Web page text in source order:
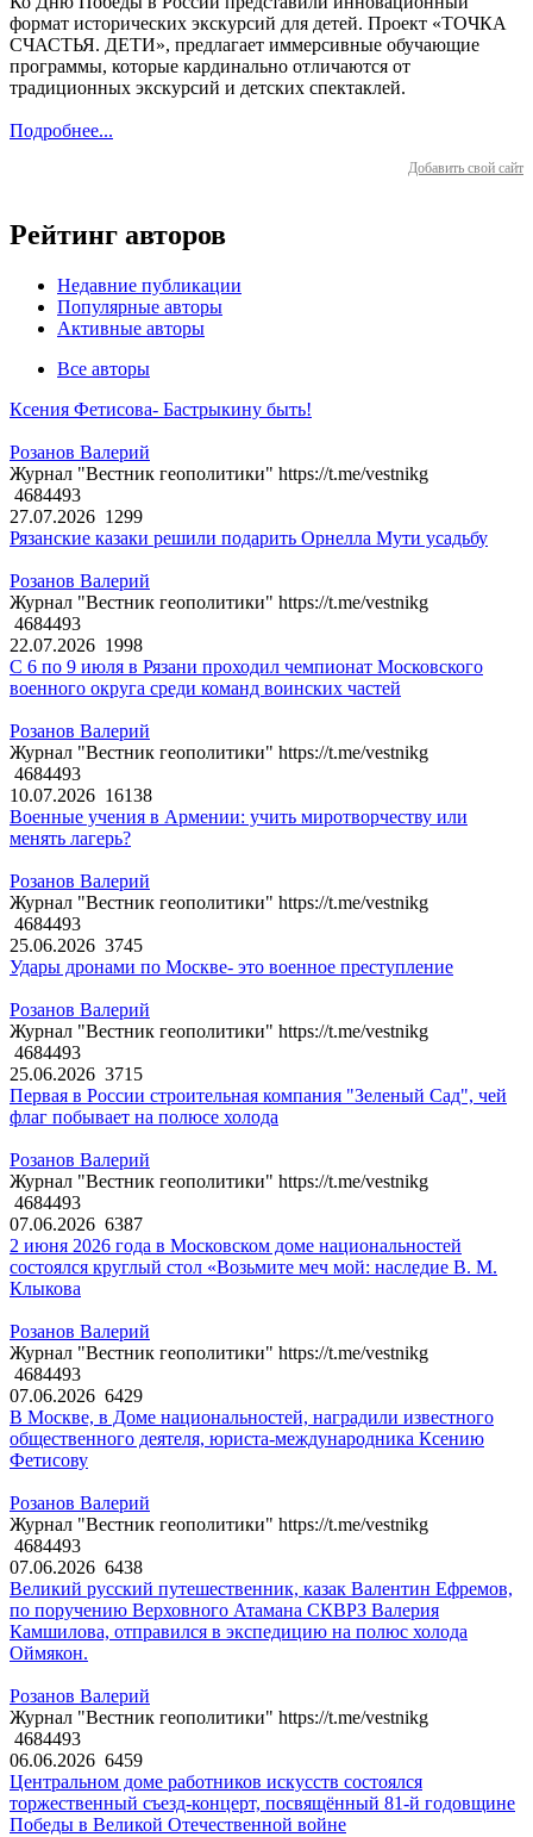
формат исторических экскурсий для детей. Проект «ТОЧКА
СЧАСТЬЯ. ДЕТИ», предлагает иммерсивные обучающие
программы, которые кардинально отличаются от
традиционных экскурсий и детских спектаклей.
Подробнее...
Добавить свой сайт
Рейтинг авторов
Недавние публикации
Популярные авторы
Активные авторы
Все авторы
Ксения Фетисова- Бастрыкину быть!
Розанов Валерий
Журнал "Вестник геополитики" https://t.me/vestnikg
4684493
27.07.2026 1299
Рязанские казаки решили подарить Орнелла Мути усадьбу
Розанов Валерий
Журнал "Вестник геополитики" https://t.me/vestnikg
4684493
22.07.2026 1998
С 6 по 9 июля в Рязани проходил чемпионат Московского
военного округа среди команд воинских частей
Розанов Валерий
Журнал "Вестник геополитики" https://t.me/vestnikg
4684493
10.07.2026 16138
Военные учения в Армении: учить миротворчеству или
менять лагерь?
Розанов Валерий
Журнал "Вестник геополитики" https://t.me/vestnikg
4684493
25.06.2026 3745
Удары дронами по Москве- это военное преступление
Розанов Валерий
Журнал "Вестник геополитики" https://t.me/vestnikg
4684493
25.06.2026 3715
Первая в России строительная компания "Зеленый Сад", чей
флаг побывает на полюсе холода
Розанов Валерий
Журнал "Вестник геополитики" https://t.me/vestnikg
4684493
07.06.2026 6387
2 июня 2026 года в Московском доме национальностей
состоялся круглый стол «Возьмите меч мой: наследие В. М.
Клыкова
Розанов Валерий
Журнал "Вестник геополитики" https://t.me/vestnikg
4684493
07.06.2026 6429
В Москве, в Доме национальностей, наградили известного
общественного деятеля, юриста-международника Ксению
Фетисову
Розанов Валерий
Журнал "Вестник геополитики" https://t.me/vestnikg
4684493
07.06.2026 6438
Великий русский путешественник, казак Валентин Ефремов,
по поручению Верховного Атамана СКВРЗ Валерия
Камшилова, отправился в экспедицию на полюс холода
Оймякон.
Розанов Валерий
Журнал "Вестник геополитики" https://t.me/vestnikg
4684493
06.06.2026 6459
Центральном доме работников искусств состоялся
торжественный съезд-концерт, посвящённый 81-й годовщине
Победы в Великой Отечественной войне